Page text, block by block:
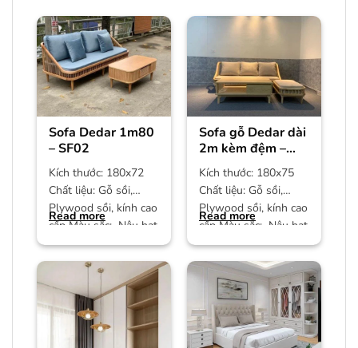
Sofa Dedar 1m80
– SF02
Kích thước: 180x72
Chất liệu: Gỗ sồi,
Plywood sồi, kính cao
cấp Màu sắc: Nâu hạt
dẻ Bảo hành: 12
Read more
Sofa gỗ Dedar dài
2m kèm đệm –
SF01
Kích thước: 180x75
Chất liệu: Gỗ sồi,
Plywood sồi, kính cao
cấp Màu sắc: Nâu hạt
dẻ Bảo hành: 12
Read more